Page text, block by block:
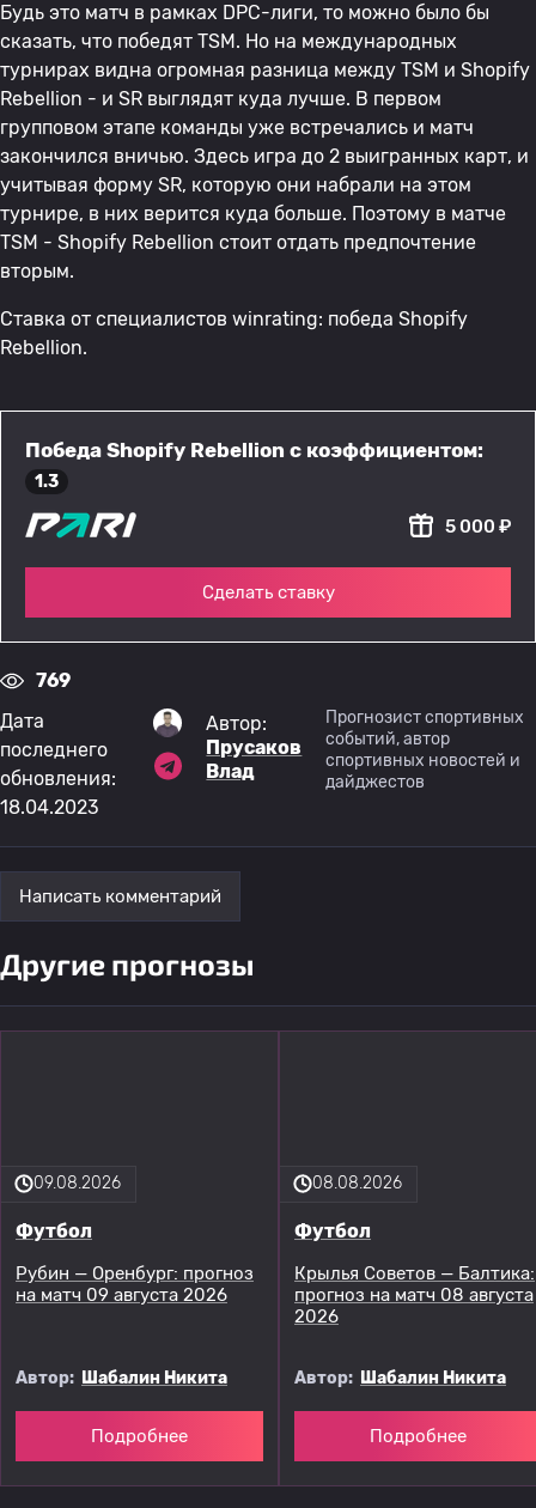
Будь это матч в рамках DPC-лиги, то можно было бы
сказать, что победят TSM. Но на международных
турнирах видна огромная разница между TSM и Shopify
Rebellion - и SR выглядят куда лучше. В первом
групповом этапе команды уже встречались и матч
закончился вничью. Здесь игра до 2 выигранных карт, и
учитывая форму SR, которую они набрали на этом
турнире, в них верится куда больше. Поэтому в матче
TSM - Shopify Rebellion стоит отдать предпочтение
вторым.
Ставка от специалистов winrating: победа Shopify
Rebellion.
Победа Shopify Rebellion с коэффициентом:
1.3
5 000 ₽
Сделать ставку
769
Дата
последнего
обновления:
18.04.2023
Автор:
Прусаков
Влад
Прогнозист спортивных
событий, автор
спортивных новостей и
дайджестов
Написать комментарий
Другие прогнозы
09.08.2026
Футбол
Рубин — Оренбург: прогноз
на матч 09 августа 2026
Автор: Шабалин Никита
Подробнее
08.08.2026
Футбол
Крылья Советов — Балтика:
прогноз на матч 08 августа
2026
Автор: Шабалин Никита
Подробнее